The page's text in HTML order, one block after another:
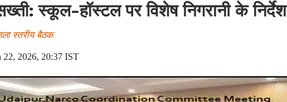
स्कूल-हॉस्टल पर विशेष निगरानी के निर्देश
स्तरीय बैठक
22, 2026, 20:37 IST